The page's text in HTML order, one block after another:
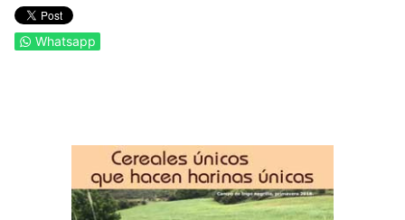
Whatsapp